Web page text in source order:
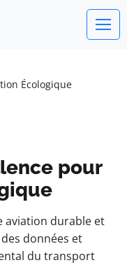
Écologique
pour
aviation durable et
données et
du transport